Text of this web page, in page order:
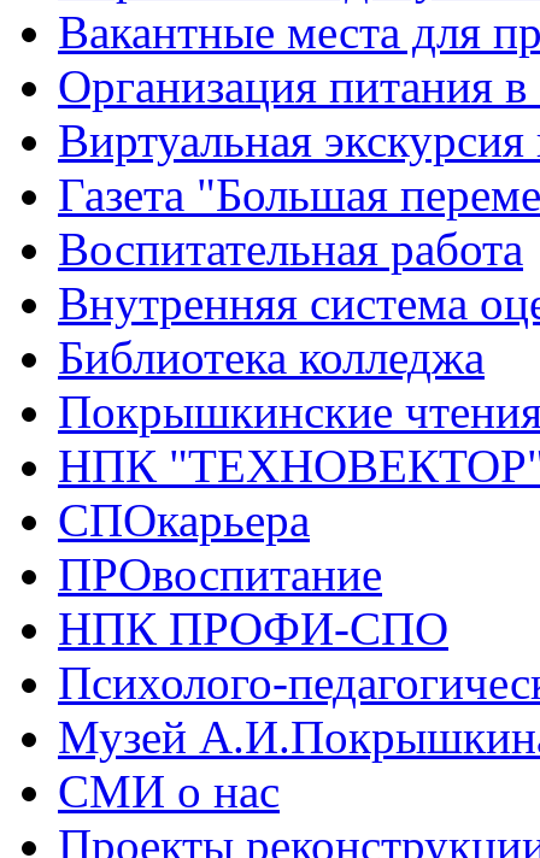
Вакантные места для
Организация питания в
Виртуальная
Газета "Большая
Воспитательная работа
Внутренняя система
Библиотека колледжа
Покрышкинские
НПК
СПОкарьера
ПРОвоспитание
НПК ПРОФИ-СПО
Психолого-
Музей
СМИ о нас
Проекты